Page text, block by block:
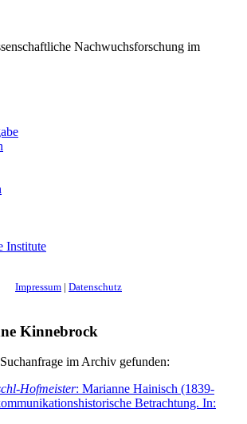
Nachwuchsforschung im
Institute
Impressum | Datenschutz
Kinnebrock
im Archiv gefunden:
Hofmeister: Marianne Hainisch (1839-
Betrachtung. In: